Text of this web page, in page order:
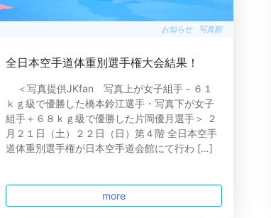
お知らせ 写真館
全日本空手道体重別選手権大会結果！
＜写真提供JKfan 写真上が女子組手－６１
ｋｇ級で優勝した橋本鈴江選手・写真下が女子
組手＋６８ｋｇ級で優勝した片岡優月選手＞ ２
月２１日（土）２２日（日）第４階 全日本空手
道体重別選手権が日本空手道会館にて行わ […]
more